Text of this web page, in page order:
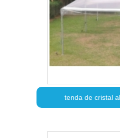
tenda de cristal